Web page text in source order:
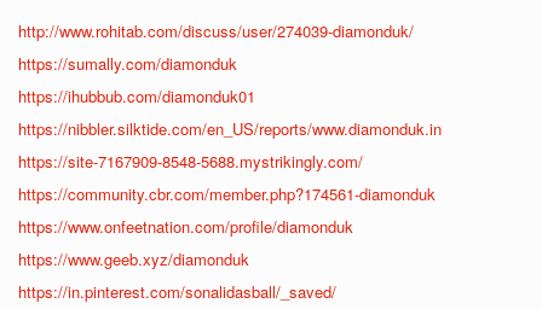
http://www.rohitab.com/discuss/user/274039-diamonduk/
https://sumally.com/diamonduk
https://ihubbub.com/diamonduk01
https://nibbler.silktide.com/en_US/reports/www.diamonduk.in
https://site-7167909-8548-5688.mystrikingly.com/
https://community.cbr.com/member.php?174561-diamonduk
https://www.onfeetnation.com/profile/diamonduk
https://www.geeb.xyz/diamonduk
https://in.pinterest.com/sonalidasball/_saved/